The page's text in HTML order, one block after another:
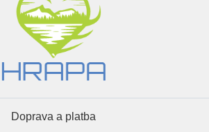
Doprava a platba